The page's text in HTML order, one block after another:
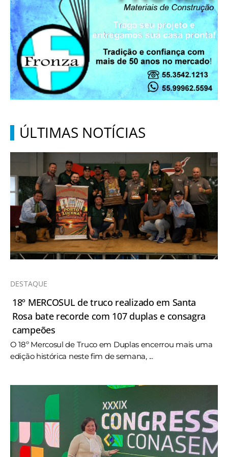
ÚLTIMAS NOTÍCIAS
DESTAQUE
18º MERCOSUL de truco realizado em Santa
Rosa bate recorde com 107 duplas e consagra
campeões
O 18º Mercosul de Truco em Duplas encerrou mais uma
edição histórica neste fim de semana, ...